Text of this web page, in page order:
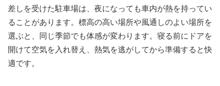
差しを受けた駐車場は、夜になっても車内が熱を持ってい
ることがあります。標高の高い場所や風通しのよい場所を
選ぶと、同じ季節でも体感が変わります。寝る前にドアを
開けて空気を入れ替え、熱気を逃がしてから準備すると快
適です。